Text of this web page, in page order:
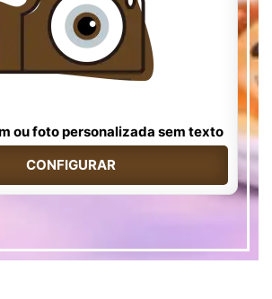
ou foto personalizada sem texto
CONFIGURAR